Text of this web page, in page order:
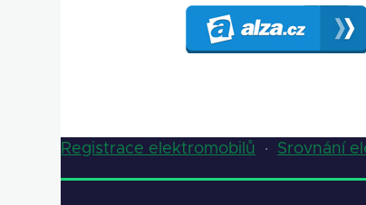
Registrace elektromobilů · Srovnání